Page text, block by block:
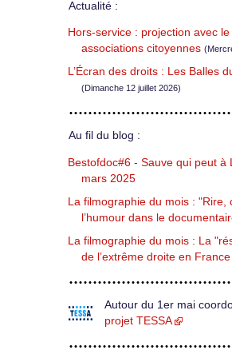
Actualité :
Hors-service : projection avec
associations citoyennes
L’Écran des droits : Les Balles
(Dimanche 12 juillet 2026)
Au fil du blog :
Bestofdoc#6 - Sauve qui peut à
mars 2025
La filmographie du mois : "Rire,
l’humour dans le
La filmographie du mois : La
de l’extrême droite en
Autour du 1er mai
projet TESSA